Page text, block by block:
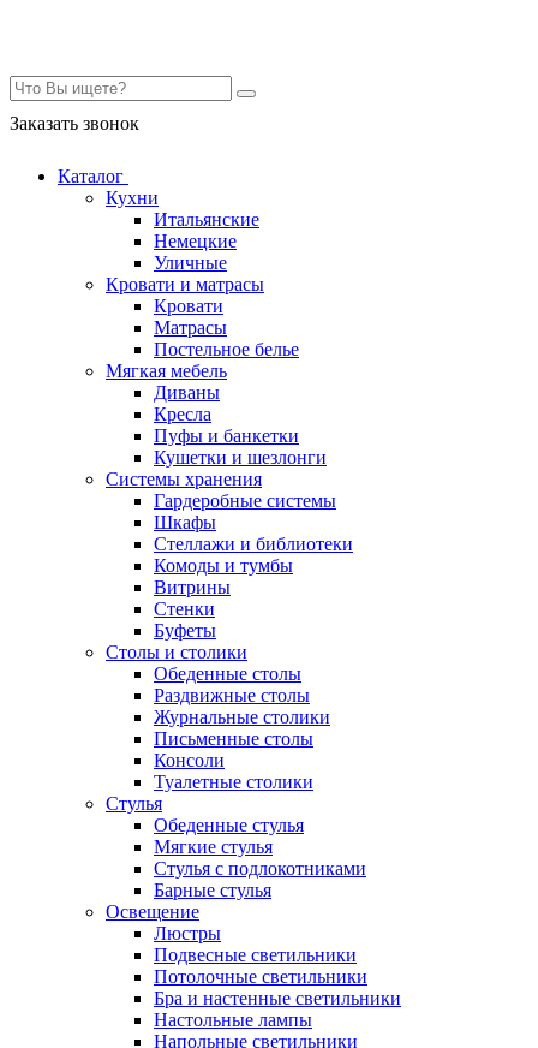
Заказать звонок
Каталог
Кухни
Итальянские
Немецкие
Уличные
Кровати и матрасы
Кровати
Матрасы
Постельное белье
Мягкая мебель
Диваны
Кресла
Пуфы и банкетки
Кушетки и шезлонги
Системы хранения
Гардеробные системы
Шкафы
Стеллажи и библиотеки
Комоды и тумбы
Витрины
Стенки
Буфеты
Столы и столики
Обеденные столы
Раздвижные столы
Журнальные столики
Письменные столы
Консоли
Туалетные столики
Стулья
Обеденные стулья
Мягкие стулья
Стулья с подлокотниками
Барные стулья
Освещение
Люстры
Подвесные светильники
Потолочные светильники
Бра и настенные светильники
Настольные лампы
Напольные светильники